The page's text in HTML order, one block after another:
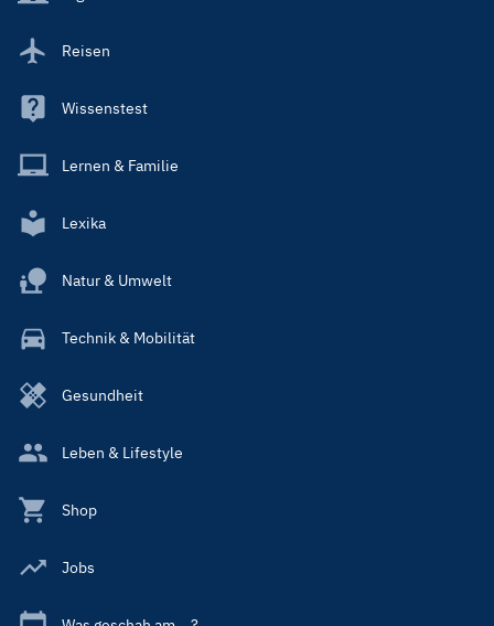
Reisen
Wissenstest
Lernen & Familie
Lexika
Natur & Umwelt
Technik & Mobilität
Gesundheit
Leben & Lifestyle
Shop
Jobs